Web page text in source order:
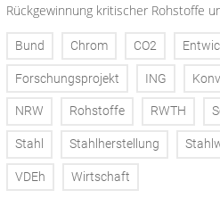
Rückgewinnung kritischer Rohstoffe
Bund Chrom CO2
Forschungsprojekt ING
NRW Rohstoffe RWTH
Stahl Stahlherstellung
VDEh Wirtschaft